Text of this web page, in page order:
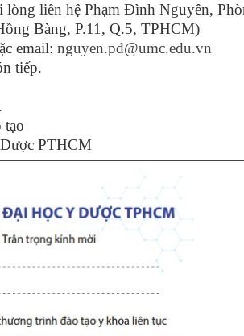
liên hệ Phạm Đình Nguyên,
Bàng, P.11, Q.5, TPHCM)
email:nguyen.pd@umc.edu.vn
tiếp.
tạo
PTHCM